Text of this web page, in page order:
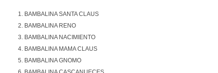
BAMBALINA SANTA CLAUS
BAMBALINA RENO
BAMBALINA NACIMIENTO
BAMBALINA MAMA CLAUS
BAMBALINA GNOMO